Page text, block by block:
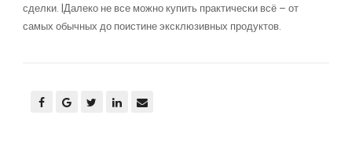
сделки. |Далеко не все можно купить практически всё – от
самых обычных до поистине эксклюзивных продуктов.